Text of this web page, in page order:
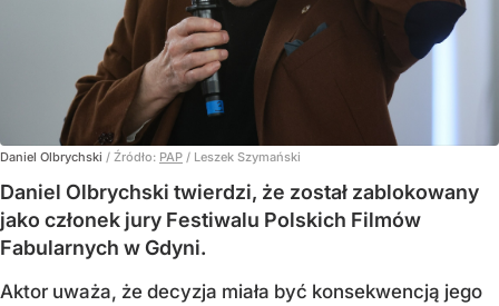
Daniel Olbrychski / Źródło: PAP / Leszek Szymański
Daniel Olbrychski twierdzi, że został zablokowany
jako członek jury Festiwalu Polskich Filmów
Fabularnych w Gdyni.
Aktor uważa, że decyzja miała być konsekwencją jego